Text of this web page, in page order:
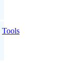
Tools